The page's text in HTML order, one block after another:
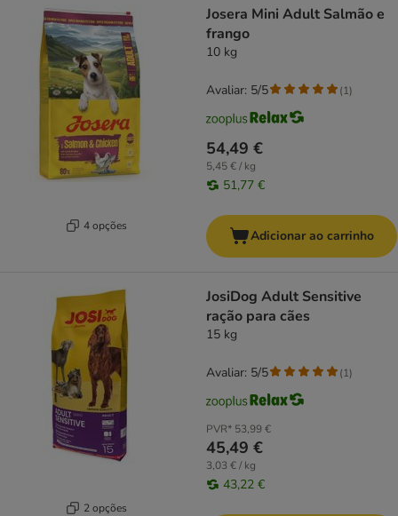
4 opções
Josera Mini Adult Salmão e
frango
10 kg
54,49 €
5,45 € / kg
51,77 €
Avaliar: 5/5 (1)
Adicionar ao carrinho
2 opções
JosiDog Adult Sensitive
ração para cães
15 kg
PVR* 53,99 €
45,49 €
3,03 € / kg
43,22 €
Avaliar: 5/5 (1)